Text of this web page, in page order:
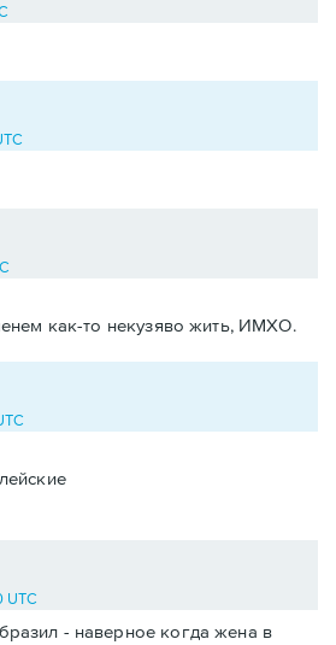
как-то некузяво жить, ИМХО.
UTC
- наверное когда жена в